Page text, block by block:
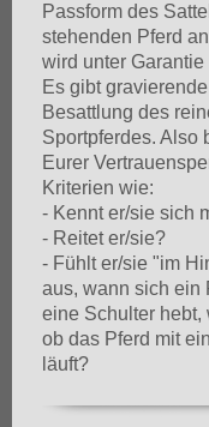
Passform des
stehenden Pferd
wird unter
Es gibt
Besattlung des
Sportpferdes. Also
Eurer
Kriterien wie:
- Kennt er/sie sich
- Reitet er/sie?
- Fühlt er/sie "im
aus, wann sich ein
eine Schulter hebt,
ob das Pferd mit
läuft?